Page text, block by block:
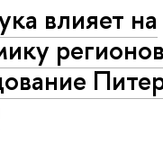
влияет на